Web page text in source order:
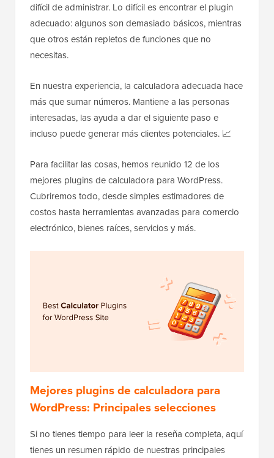
difícil de administrar. Lo difícil es encontrar el plugin
adecuado: algunos son demasiado básicos, mientras
que otros están repletos de funciones que no
necesitas.
En nuestra experiencia, la calculadora adecuada hace
más que sumar números. Mantiene a las personas
interesadas, las ayuda a dar el siguiente paso e
incluso puede generar más clientes potenciales. 📈
Para facilitar las cosas, hemos reunido 12 de los
mejores plugins de calculadora para WordPress.
Cubriremos todo, desde simples estimadores de
costos hasta herramientas avanzadas para comercio
electrónico, bienes raíces, servicios y más.
Mejores plugins de calculadora para
WordPress: Principales selecciones
Si no tienes tiempo para leer la reseña completa, aquí
tienes un resumen rápido de nuestras principales